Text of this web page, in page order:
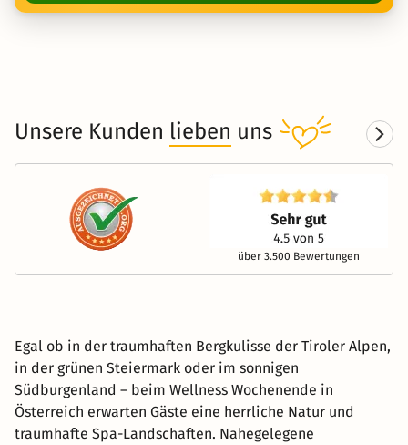
Unsere Kunden lieben uns
über 3.500 Bewertungen
Egal ob in der traumhaften Bergkulisse der Tiroler Alpen,
in der grünen Steiermark oder im sonnigen
Südburgenland – beim Wellness Wochenende in
Österreich erwarten Gäste eine herrliche Natur und
traumhafte Spa-Landschaften. Nahegelegene